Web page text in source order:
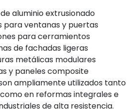
aluminio extrusionado
para ventanas y puertas
para cerramientos
de fachadas ligeras
metálicas modulares
y paneles composite
ampliamente utilizados tanto
como en reformas integrales e
de alta resistencia.